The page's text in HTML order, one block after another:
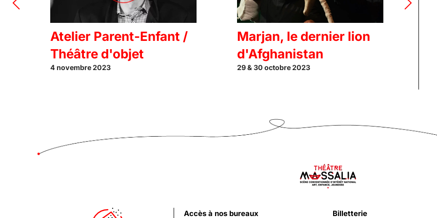
Atelier Parent-Enfant /
Théâtre d'objet
4 novembre 2023
Marjan, le dernier lion
d'Afghanistan
29 & 30 octobre 2023
Accès à nos bureaux Billetterie